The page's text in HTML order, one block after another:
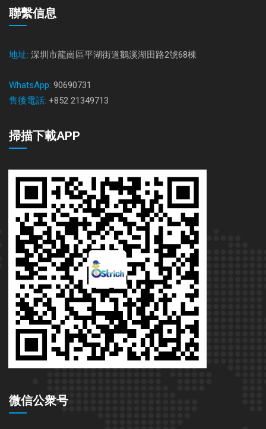
聯繫信息
地址: 深圳市龍崗區平湖街道鵝溪湖田路2號68棟
WhatsApp: 90690731
售後電話: +852 21349713
掃描下載APP
微信公衆号